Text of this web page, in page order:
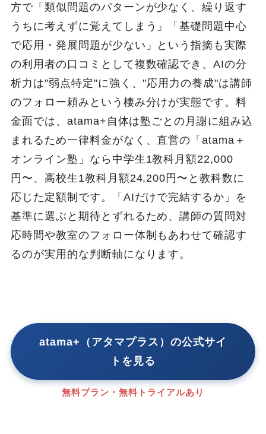
方で「類似問題のパターンが少なく、繰り返す
うちに考えずに覚えてしまう」「基礎問題中心
で応用・発展問題が少ない」という指摘も実際
の利用者の口コミとして複数確認でき、AIの分
析力は"弱点特定"に強く、"応用力の養成"は講師
のフォロー頼みという棲み分けが実態です。料
金面では、atama+自体は塾ごとの月謝に組み込
まれるため一律料金がなく、直営の「atama＋
オンライン塾」なら中学生1教科月額22,000
円〜、高校生1教科月額24,200円〜と教科数に
応じた定額制です。「AIだけで完結するか」を
基準に選ぶと期待とずれるため、講師の質問対
応時間や教室のフォロー体制もあわせて確認す
るのが実用的な判断軸になります。
atama+（アタマプラス）の公式サイ
トを見る
無料プラン・無料トライアルあり